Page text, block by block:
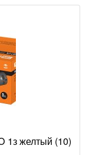
1з желтый (10)